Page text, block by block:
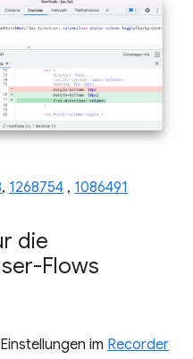
, 1268754 , 1086491
die
Flows
im Recorder